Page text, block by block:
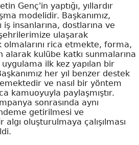
Genç'in yaptığı, yıllardır
modelidir. Başkanımız,
iş insanlarına, dostlarına ve
ulaşarak
olmalarını rica etmekte, forma,
alarak kulübe katkı sunmalarına
ilk kez yapılan bir
her yıl benzer destek
ve nasıl bir yöntem
kamuoyuyla paylaşmıştır.
sonrasında aynı
getirilmesi ve
oluşturulmaya çalışılması